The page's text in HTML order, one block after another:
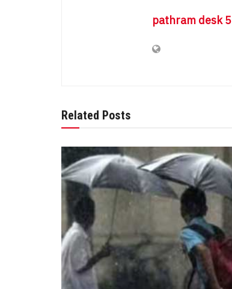
pathram desk 5
Related Posts